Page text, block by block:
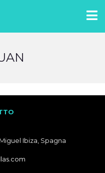
Ibiza, Spagna